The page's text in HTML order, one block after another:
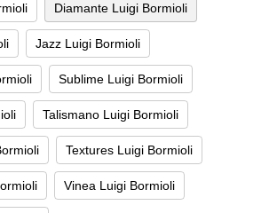
Diamante Luigi Bormioli
Jazz Luigi Bormioli
Sublime Luigi Bormioli
Talismano Luigi Bormioli
Textures Luigi Bormioli
Vinea Luigi Bormioli